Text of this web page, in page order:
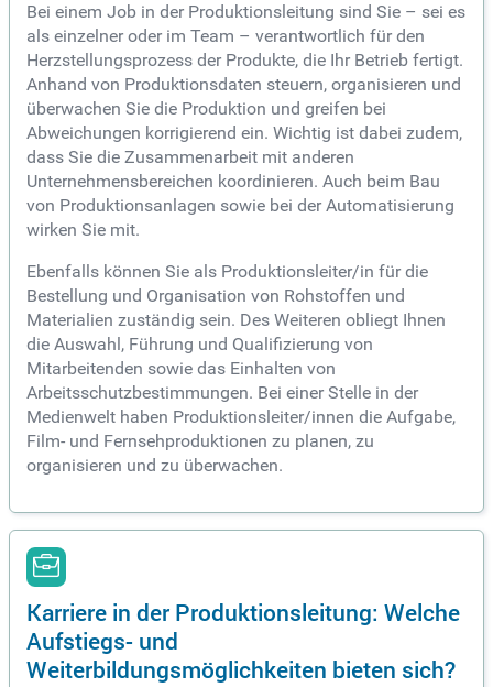
Bei einem Job in der Produktionsleitung sind Sie – sei es
als einzelner oder im Team – verantwortlich für den
Herzstellungsprozess der Produkte, die Ihr Betrieb fertigt.
Anhand von Produktionsdaten steuern, organisieren und
überwachen Sie die Produktion und greifen bei
Abweichungen korrigierend ein. Wichtig ist dabei zudem,
dass Sie die Zusammenarbeit mit anderen
Unternehmensbereichen koordinieren. Auch beim Bau
von Produktionsanlagen sowie bei der Automatisierung
wirken Sie mit.
Ebenfalls können Sie als Produktionsleiter/in für die
Bestellung und Organisation von Rohstoffen und
Materialien zuständig sein. Des Weiteren obliegt Ihnen
die Auswahl, Führung und Qualifizierung von
Mitarbeitenden sowie das Einhalten von
Arbeitsschutzbestimmungen. Bei einer Stelle in der
Medienwelt haben Produktionsleiter/innen die Aufgabe,
Film- und Fernsehproduktionen zu planen, zu
organisieren und zu überwachen.
Karriere in der Produktionsleitung: Welche
Aufstiegs- und
Weiterbildungsmöglichkeiten bieten sich?